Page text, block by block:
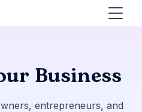
Business
entrepreneurs, and